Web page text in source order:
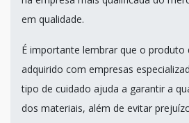
em qualidade.
É importante lembrar que o produto
adquirido com empresas
tipo de cuidado ajuda a garantir a
dos materiais, além de evitar